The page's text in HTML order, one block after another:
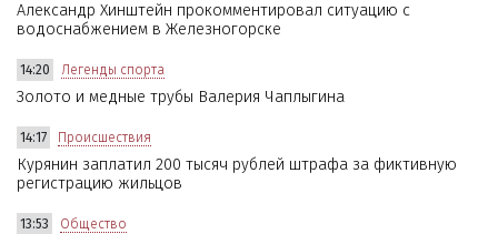
Александр Хинштейн прокомментировал ситуацию с
водоснабжением в Железногорске
14:20 Легенды спорта
Золото и медные трубы Валерия Чаплыгина
14:17 Происшествия
Курянин заплатил 200 тысяч рублей штрафа за фиктивную
регистрацию жильцов
13:53 Общество